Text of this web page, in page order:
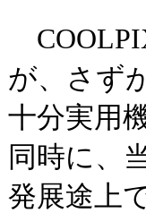
が、さず
十分実用
同時に、
発展途上